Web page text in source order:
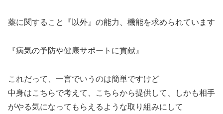
薬に関すること『以外』の能力、機能を求められています
『病気の予防や健康サポートに貢献』
これだって、一言でいうのは簡単ですけど
中身はこちらで考えて、こちらから提供して、しかも相手
がやる気になってもらえるような取り組みにして